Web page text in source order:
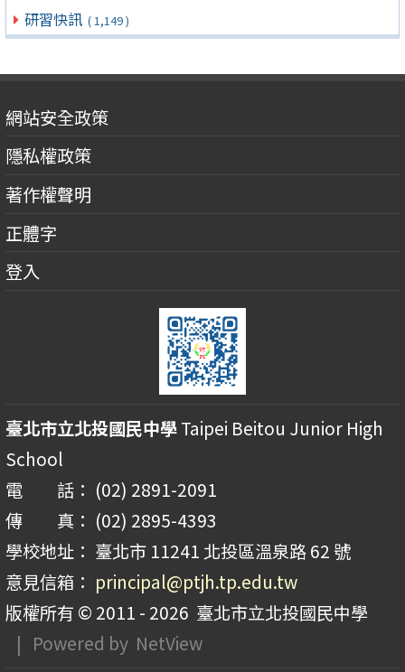
研習快訊 ( 1,149 )
網站安全政策
隱私權政策
著作權聲明
正體字
登入
臺北市立北投國民中學Taipei Beitou Junior High
School
電 話： (02) 2891-2091
傳 真： (02) 2895-4393
學校地址： 臺北市 11241 北投區溫泉路 62 號
意見信箱： principal@ptjh.tp.edu.tw
版權所有 © 2011 - 2026 臺北市立北投國民中學
| Powered by NetView